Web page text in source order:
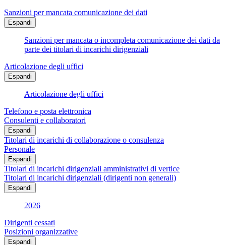
Sanzioni per mancata comunicazione dei dati
Espandi
Sanzioni per mancata o incompleta comunicazione dei dati da
parte dei titolari di incarichi dirigenziali
Articolazione degli uffici
Espandi
Articolazione degli uffici
Telefono e posta elettronica
Consulenti e collaboratori
Espandi
Titolari di incarichi di collaborazione o consulenza
Personale
Espandi
Titolari di incarichi dirigenziali amministrativi di vertice
Titolari di incarichi dirigenziali (dirigenti non generali)
Espandi
2026
Dirigenti cessati
Posizioni organizzative
Espandi